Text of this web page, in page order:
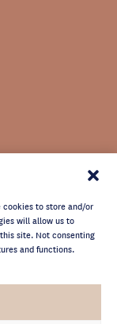
cookies to store and/or
will allow us to
site. Not consenting
and functions.